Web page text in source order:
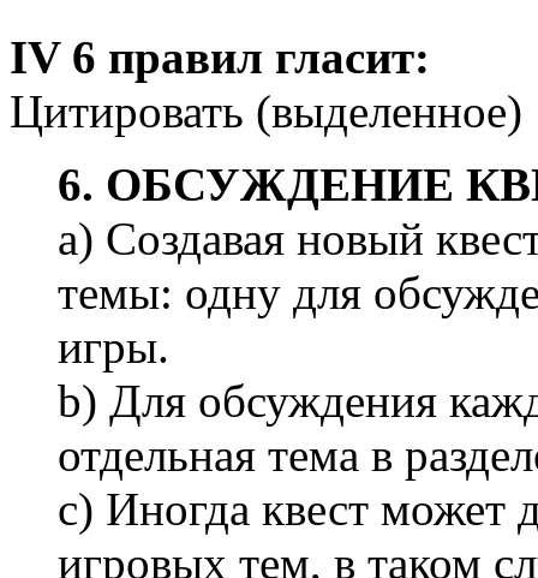
IV 6 правил гласит:
Цитировать (выделенное)
6. ОБСУЖДЕНИЕ
a) Создавая новый
темы: одну для
игры.
b) Для обсуждения
отдельная тема в
c) Иногда квест может
игровых тем, в таком